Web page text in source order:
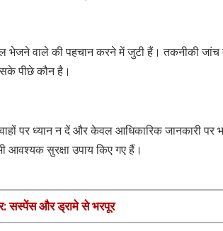
भेजने वाले की पहचान करने में जुटी हैं। तकनीकी जांच
पीछे कौन है।
पर ध्यान न दें और केवल आधिकारिक जानकारी पर
आवश्यक सुरक्षा उपाय किए गए हैं।
सस्पेंस और ड्रामे से भरपूर